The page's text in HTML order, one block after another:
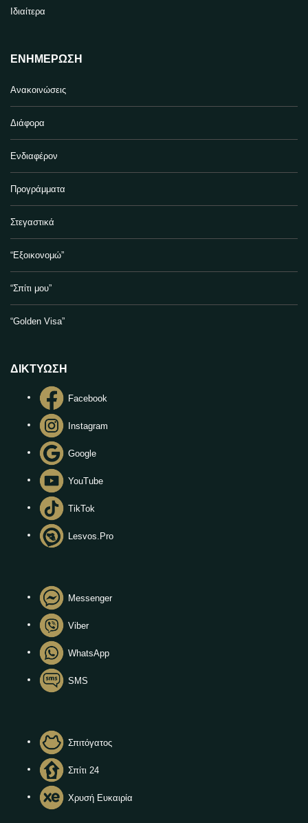
Ιδιαίτερα
ΕΝΗΜΈΡΩΣΗ
Ανακοινώσεις
Διάφορα
Ενδιαφέρον
Προγράμματα
Στεγαστικά
“Εξοικονομώ”
“Σπίτι μου”
“Golden Visa”
ΔΙΚΤΥΩΣΗ
Facebook
Instagram
Google
YouTube
TikTok
Lesvos.Pro
Messenger
Viber
WhatsApp
SMS
Σπιτόγατος
Σπίτι 24
Χρυσή Ευκαιρία